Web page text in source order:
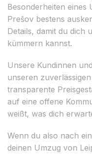
Besonderheiten eines
Prešov bestens
Details, damit du dich
kümmern kannst.
Unsere Kundinnen
unseren
transparente
auf eine offene
weißt, was dich
Wenn du also nach
deinen Umzug von